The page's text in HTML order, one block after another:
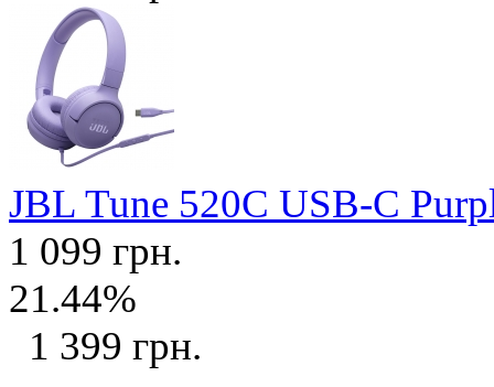
JBL Tune 520C USB-C
1 099 грн.
21.44%
1 399 грн.